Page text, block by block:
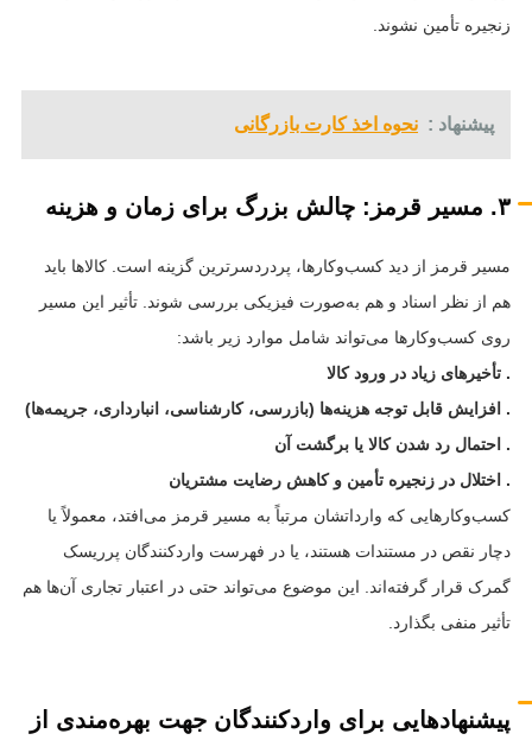
زنجیره تأمین نشوند.
پیشنهاد : نحوه اخذ کارت بازرگانی
۳. مسیر قرمز: چالش بزرگ برای زمان و هزینه
مسیر قرمز از دید کسب‌وکارها، پردردسرترین گزینه است. کالاها باید
هم از نظر اسناد و هم به‌صورت فیزیکی بررسی شوند. تأثیر این مسیر
روی کسب‌وکارها می‌تواند شامل موارد زیر باشد:
. تأخیرهای زیاد در ورود کالا
. افزایش قابل توجه هزینه‌ها (بازرسی، کارشناسی، انبارداری، جریمه‌ها)
. احتمال رد شدن کالا یا برگشت آن
. اختلال در زنجیره تأمین و کاهش رضایت مشتریان
کسب‌وکارهایی که وارداتشان مرتباً به مسیر قرمز می‌افتد، معمولاً یا
دچار نقص در مستندات هستند، یا در فهرست واردکنندگان پرریسک
گمرک قرار گرفته‌اند. این موضوع می‌تواند حتی در اعتبار تجاری آن‌ها هم
تأثیر منفی بگذارد.
پیشنهادهایی برای واردکنندگان جهت بهره‌مندی از